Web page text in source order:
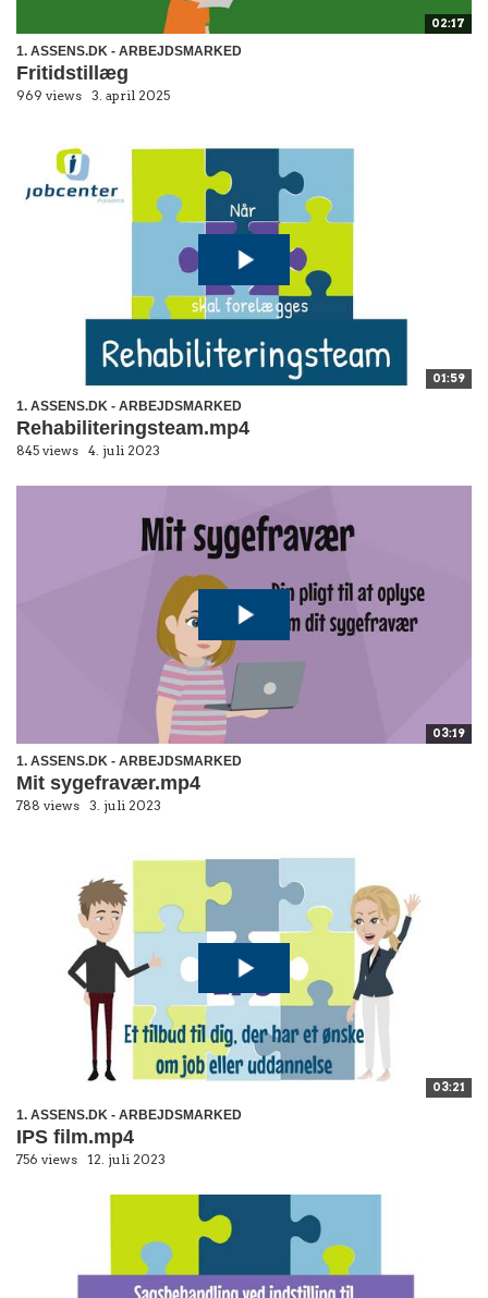
02:17
1. ASSENS.DK - ARBEJDSMARKED
Fritidstillæg
969 views 3. april 2025
01:59
1. ASSENS.DK - ARBEJDSMARKED
Rehabiliteringsteam.mp4
845 views 4. juli 2023
03:19
1. ASSENS.DK - ARBEJDSMARKED
Mit sygefravær.mp4
788 views 3. juli 2023
03:21
1. ASSENS.DK - ARBEJDSMARKED
IPS film.mp4
756 views 12. juli 2023